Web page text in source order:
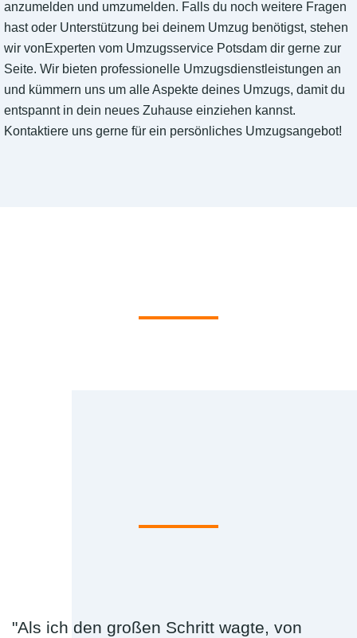
anzumelden und umzumelden. Falls du noch weitere Fragen
hast oder Unterstützung bei deinem Umzug benötigst, stehen
wir vonExperten vom Umzugsservice Potsdam dir gerne zur
Seite. Wir bieten professionelle Umzugsdienstleistungen an
und kümmern uns um alle Aspekte deines Umzugs, damit du
entspannt in dein neues Zuhause einziehen kannst.
Kontaktiere uns gerne für ein persönliches Umzugsangebot!
"Als ich den großen Schritt wagte, von